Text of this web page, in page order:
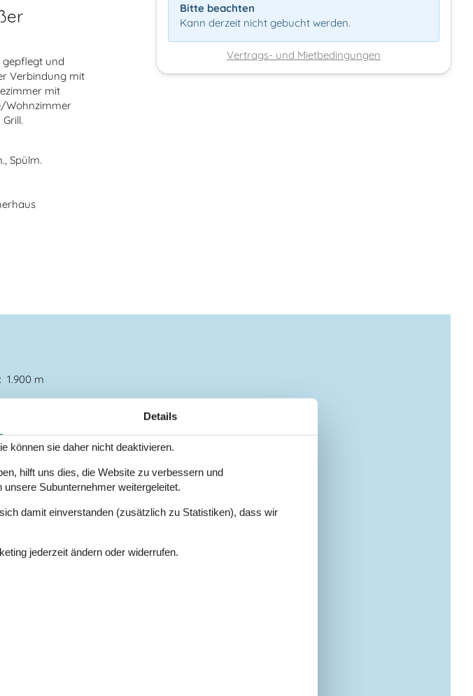
gepflegt und
Verbindung mit
mit
Wohnzimmer
Spülm.
1.900 m
Ja
Ja
Bitte beachten
Kann derzeit nicht gebucht werden.
Vertrags- und Mietbedingungen
Details
können sie daher nicht deaktivieren.
hilft uns dies, die Website zu verbessern und
Subunternehmer weitergeleitet.
damit einverstanden (zusätzlich zu Statistiken), dass wir
jederzeit ändern oder widerrufen.